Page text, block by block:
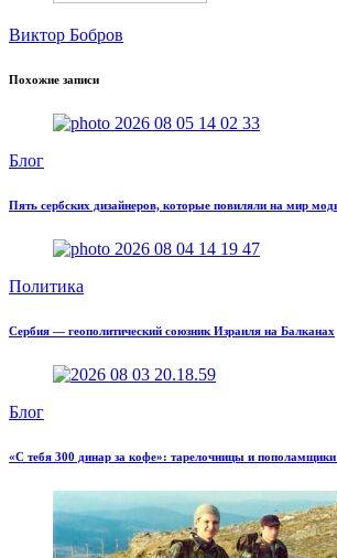
Виктор Бобров
Похожие записи
Блог
Пять сербских дизайнеров, которые повиляли на мир
Политика
Сербия — геополитический союзник Израиля на Балканах
Блог
«С тебя 300 динар за кофе»: тарелочницы и